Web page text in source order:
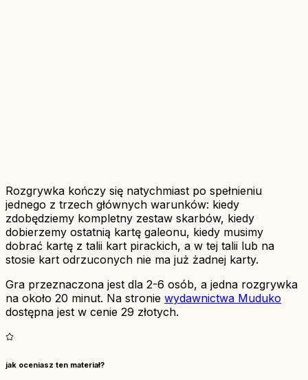
Rozgrywka kończy się natychmiast po spełnieniu
jednego z trzech głównych warunków: kiedy
zdobędziemy kompletny zestaw skarbów, kiedy
dobierzemy ostatnią kartę galeonu, kiedy musimy
dobrać kartę z talii kart pirackich, a w tej talii lub na
stosie kart odrzuconych nie ma już żadnej karty.
Gra przeznaczona jest dla 2-6 osób, a jedna rozgrywka
na około 20 minut. Na stronie wydawnictwa Muduko
dostępna jest w cenie 29 złotych.
jak oceniasz ten materiał?